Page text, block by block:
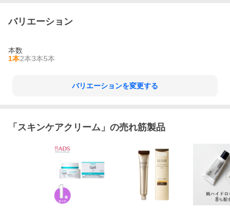
バリエーション
本数
1本2本3本5本
バリエーションを変更する
「 スキンケアクリーム 」の売れ筋製品